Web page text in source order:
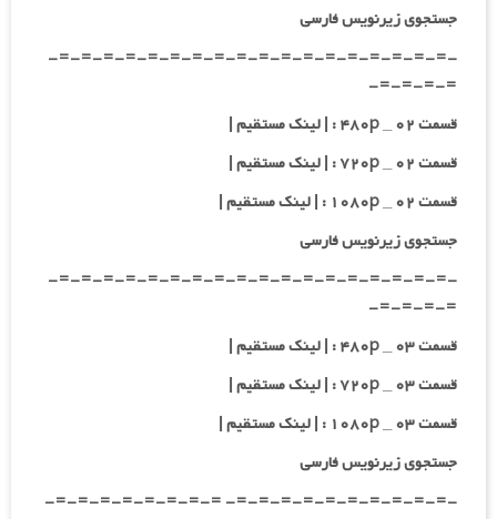
جستجوی زیرنویس فارسی
-=-=-=-=-=-=-=-=-=-=-=-=-=-=-=-=-=-=-
=-=-=-=-
قسمت ۰۲ _ ۴۸۰p : | لینک مستقیم |
قسمت ۰۲ _ ۷۲۰p : | لینک مستقیم |
قسمت ۰۲ _ ۱۰۸۰p : | لینک مستقیم |
جستجوی زیرنویس فارسی
-=-=-=-=-=-=-=-=-=-=-=-=-=-=-=-=-=-=-
=-=-=-=-
قسمت ۰۳ _ ۴۸۰p : | لینک مستقیم |
قسمت ۰۳ _ ۷۲۰p : | لینک مستقیم |
قسمت ۰۳ _ ۱۰۸۰p : | لینک مستقیم |
جستجوی زیرنویس فارسی
-=-=-=-=-=-=-=-=-=-=- =-=-=-=-=-=-=-=-